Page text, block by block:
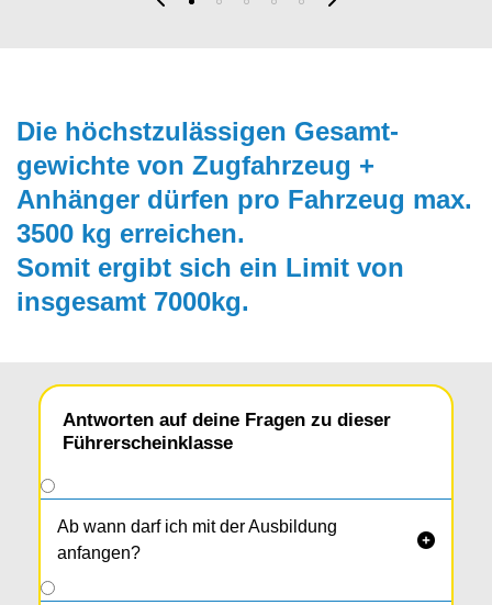
Die höchstzulässigen Gesamt­
gewichte von Zugfahrzeug +
Anhänger dürfen pro Fahrzeug max.
3500 kg erreichen.
Somit ergibt sich ein Limit von
insgesamt 7000kg.
Antworten auf deine Fragen zu dieser
Führerscheinklasse
Ab wann darf ich mit der Ausbildung
anfangen?
